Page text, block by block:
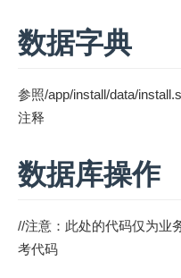
数据字典
参照/app/install/data/
注释
数据库操作
//注意：此处的代码仅为业
考代码